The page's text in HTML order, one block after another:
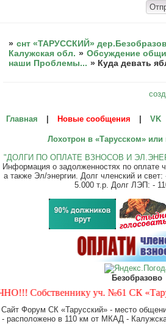
» снт «ТАРУССКИЙ»
Калужская обл. » Обсуждение
наши Проблемы... » Куда девать
Главная Новые сообщения VK
Лохотрон в «Тарусском» или
"ДОЛГИ ПО ОПЛАТЕ ВЗНОСОВ И
Информация о задолженностях по оплате
а также Эл/энергии. Долг членский и
5.000 т.р. Долг ЛЭП: -
Безобразово
Собственнику уч. №61 СК
Сайт Форум СК «Тарусский» - место
- расположено в 110 км от МКАД -